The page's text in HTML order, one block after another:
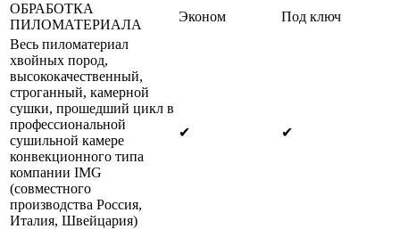
ОБРАБОТКА
ПИЛОМАТЕРИАЛА
Эконом
Под ключ
Весь пиломатериал
хвойных пород,
высококачественный,
строганный, камерной
сушки, прошедший цикл в
профессиональной
сушильной камере
конвекционного типа
компании IMG
(совместного
производства Россия,
Италия, Швейцария)
✔ ✔